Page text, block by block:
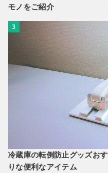
モノをご紹介
3
冷蔵庫の転倒防止グッズお
りな便利なアイテム